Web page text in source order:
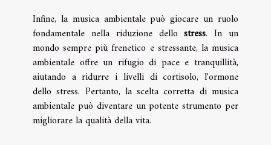
Infine, la musica ambientale può giocare un ruolo
fondamentale nella riduzione dellostress. In un
mondo sempre più frenetico e stressante, la musica
ambientale offre un rifugio di pace e tranquillità,
aiutando a ridurre i livelli di cortisolo, l'ormone
dello stress. Pertanto, la scelta corretta di musica
ambientale può diventare un potente strumento per
migliorare la qualità della vita.